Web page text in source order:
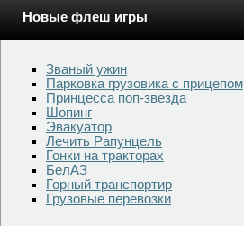
Новые флеш игры
Званый ужин
Парковка грузовика с прицепом
Принцесса поп-звезда
Шопинг
Эвакуатор
Лечить Рапунцель
Гонки на тракторах
БелАЗ
Горный транспортир
Грузовые перевозки